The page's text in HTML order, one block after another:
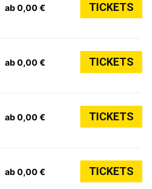
ab 0,00 € TICKETS
ab 0,00 € TICKETS
ab 0,00 € TICKETS
ab 0,00 € TICKETS